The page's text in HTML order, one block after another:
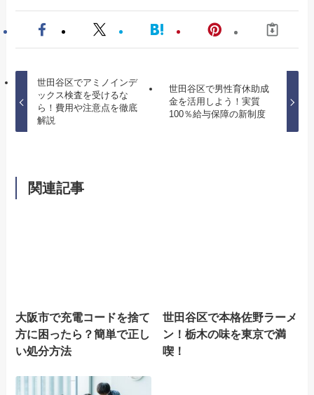
世田谷区でアミノインデ
ックス検査を受けるな
ら！費用や注意点を徹底
解説
世田谷区で男性育休助成
金を活用しよう！実質
100％給与保障の新制度
関連記事
大阪市で充電コードを捨て
方に困ったら？簡単で正し
い処分方法
世田谷区で本格佐野ラーメ
ン！栃木の味を東京で満
喫！